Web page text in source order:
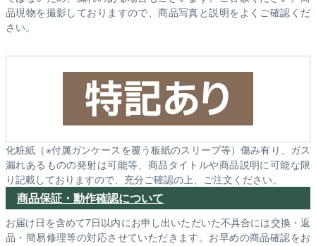
品現物を撮影しておりますので、商品写真と説明をよくご確認くだ
さい。
化粧紙（※付属ガンケースを覆う板紙のスリーブ等）傷み有り、ガス
漏れあるものの発射は可能等、商品タイトルや商品説明に可能な限
り記載しておりますので、充分ご確認の上、ご注文ください。
商品保証・動作確認について
お届け日を含めて7日以内にお申し出いただいた不具合には交換・返
品・簡易修理等の対応させていただきます。お早めの商品確認をお